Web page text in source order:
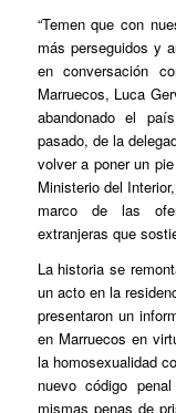
“Temen que con
más perseguidos y
en conversación
Marruecos, Luca
abandonado el
pasado, de la
volver a poner un
Ministerio del
marco de las
extranjeras que
La historia se
un acto en la
presentaron un
en Marruecos en
la homosexualidad
nuevo código
mismas penas de